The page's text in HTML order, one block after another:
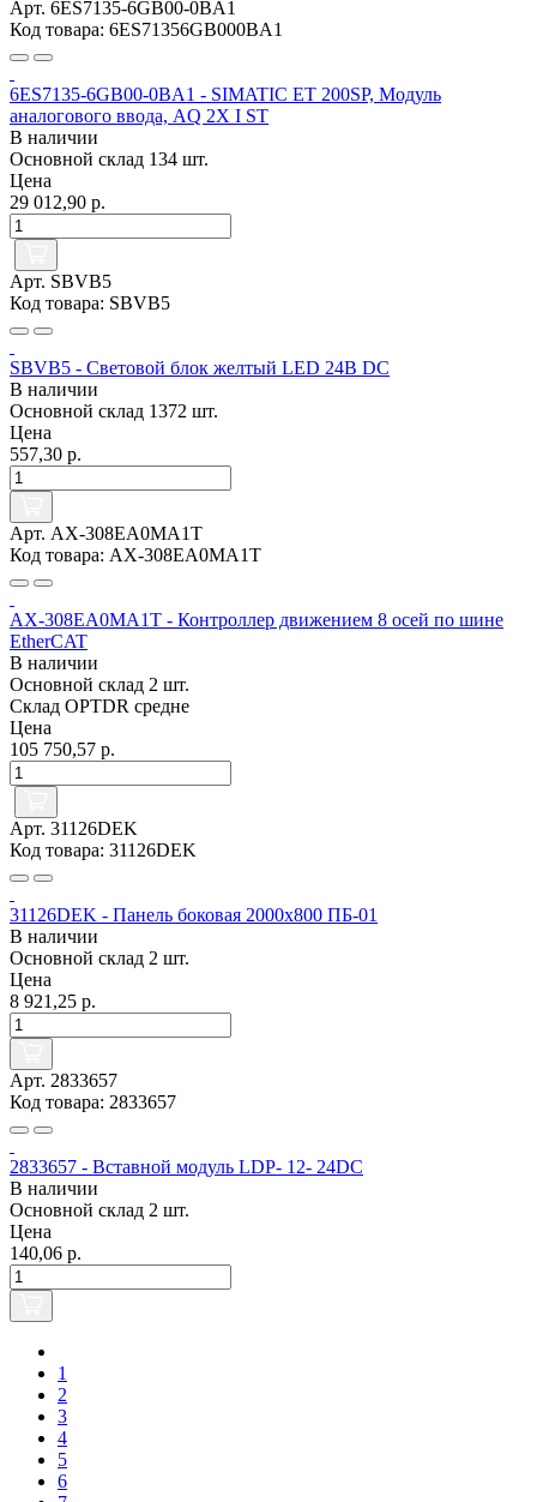
Арт. 6ES7135-6GB00-0BA1
Код товара: 6ES71356GB000BA1
6ES7135-6GB00-0BA1 - SIMATIC ET 200SP, Модуль
аналогового ввода, AQ 2X I ST
В наличии
Основной склад 134 шт.
Цена
29 012,90 р.
Арт. SBVB5
Код товара: SBVB5
SBVB5 - Световой блок желтый LED 24В DC
В наличии
Основной склад 1372 шт.
Цена
557,30 р.
Арт. AX-308EA0MA1T
Код товара: AX-308EA0MA1T
AX-308EA0MA1T - Контроллер движением 8 осей по шине
EtherCAT
В наличии
Основной склад 2 шт.
Склад OPTDR средне
Цена
105 750,57 р.
Арт. 31126DEK
Код товара: 31126DEK
31126DEK - Панель боковая 2000x800 ПБ-01
В наличии
Основной склад 2 шт.
Цена
8 921,25 р.
Арт. 2833657
Код товара: 2833657
2833657 - Вставной модуль LDP- 12- 24DC
В наличии
Основной склад 2 шт.
Цена
140,06 р.
1
2
3
4
5
6